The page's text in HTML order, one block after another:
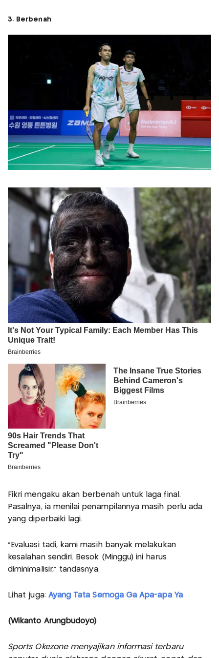
3. Berbenah
Fikri mengaku akan berbenah untuk laga final.
Pasalnya, ia menilai penampilannya masih perlu ada
yang diperbaiki lagi.
"Evaluasi tadi, kami masih banyak melakukan
kesalahan sendiri. Besok (Minggu) ini harus
diminimalisir," tandasnya.
Lihat juga: Ayang Tata Semoga Ga Apa-apa Ya
(Wikanto Arungbudoyo)
Sports Okezone menyajikan informasi terbaru